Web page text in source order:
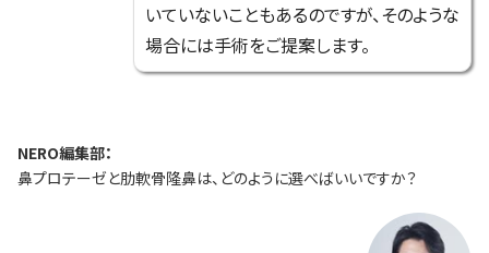
いていないこともあるのですが、そのような
場合には手術をご提案します。
NERO編集部：
鼻プロテーゼと肋軟骨隆鼻は、どのように選べばいいですか？